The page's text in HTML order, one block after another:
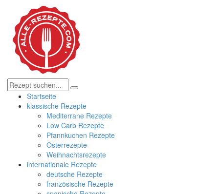
Startseite
klassische Rezepte
Mediterrane Rezepte
Low Carb Rezepte
Pfannkuchen Rezepte
Osterrezepte
Weihnachtsrezepte
internationale Rezepte
deutsche Rezepte
französische Rezepte